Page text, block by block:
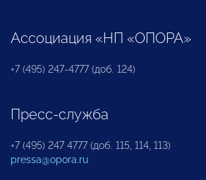
Ассоциация «НП «ОПОРА»
+7 (495) 247-4777 (доб. 124)
Пресс-служба
+7 (495) 247 4777 (доб. 115, 114, 113)
pressa@opora.ru